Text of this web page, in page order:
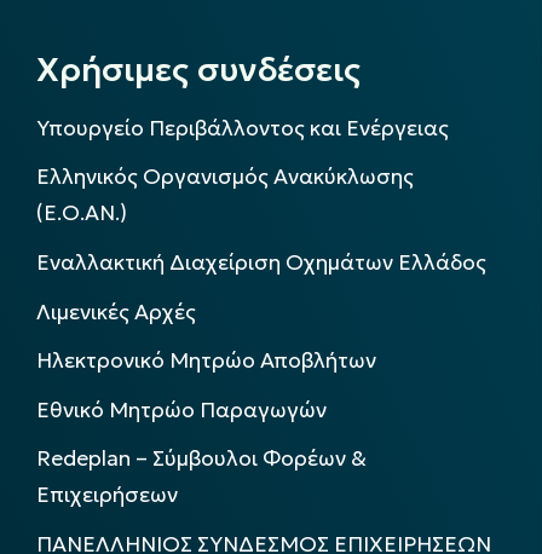
Χρήσιμες συνδέσεις
Υπουργείο Περιβάλλοντος και Ενέργειας
Ελληνικός Οργανισμός Ανακύκλωσης
(Ε.Ο.ΑΝ.)
Εναλλακτική Διαχείριση Οχημάτων Ελλάδος
Λιμενικές Αρχές
Ηλεκτρονικό Μητρώο Αποβλήτων
Εθνικό Μητρώο Παραγωγών
Redeplan – Σύμβουλοι Φορέων &
Επιχειρήσεων
ΠΑΝΕΛΛΗΝΙΟΣ ΣΥΝΔΕΣΜΟΣ ΕΠΙΧΕΙΡΗΣΕΩΝ